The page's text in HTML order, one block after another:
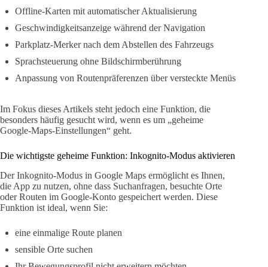
Offline-Karten mit automatischer Aktualisierung
Geschwindigkeitsanzeige während der Navigation
Parkplatz-Merker nach dem Abstellen des Fahrzeugs
Sprachsteuerung ohne Bildschirmberührung
Anpassung von Routenpräferenzen über versteckte Menüs
Im Fokus dieses Artikels steht jedoch eine Funktion, die
besonders häufig gesucht wird, wenn es um „geheime
Google-Maps-Einstellungen“ geht.
Die wichtigste geheime Funktion: Inkognito-Modus aktivieren
Der Inkognito-Modus in Google Maps ermöglicht es Ihnen,
die App zu nutzen, ohne dass Suchanfragen, besuchte Orte
oder Routen im Google-Konto gespeichert werden. Diese
Funktion ist ideal, wenn Sie:
eine einmalige Route planen
sensible Orte suchen